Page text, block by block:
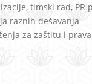
timski rad, PR
raznih dešavanja
za zaštitu i